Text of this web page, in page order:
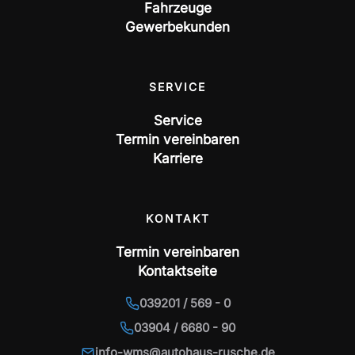
Fahrzeuge
Gewerbekunden
SERVICE
Service
Termin vereinbaren
Karriere
KONTAKT
Termin vereinbaren
Kontaktseite
039201 / 569 - 0
03904 / 6680 - 90